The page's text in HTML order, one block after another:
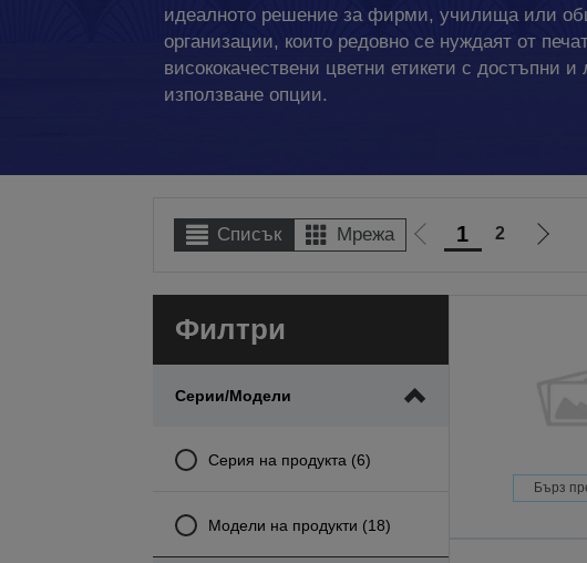
идеалното решение за фирми, училища или
организации, които редовно се нуждаят от
висококачествени цветни етикети с достъпни и
използване опции.
Списък Мрежа
Отиди
предишната
1 2
Отиди
Филтри
Серии/модели
Серия на продукта (6)
Модели на продукти (18)
Бърз